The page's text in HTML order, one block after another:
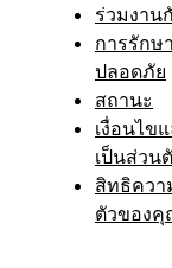
ร่วมงาน
การรักษ
ปลอดภัย
สถานะ
เงื่อนไข
เป็นส่วน
สิทธิควา
ตัวของ